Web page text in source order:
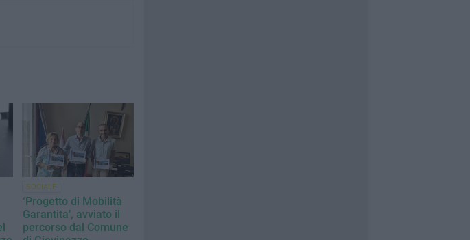
SOCIALE
‘Progetto di Mobilità
Garantita’, avviato il
percorso dal Comune